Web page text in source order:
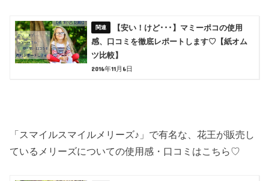
【安い！けど･･･】マミーポコの使用
感、口コミを徹底レポートします♡【紙オム
ツ比較】
2016年11月6日
「スマイルスマイルメリーズ♪」で有名な、花王が販売し
ているメリーズについての使用感・口コミはこちら♡